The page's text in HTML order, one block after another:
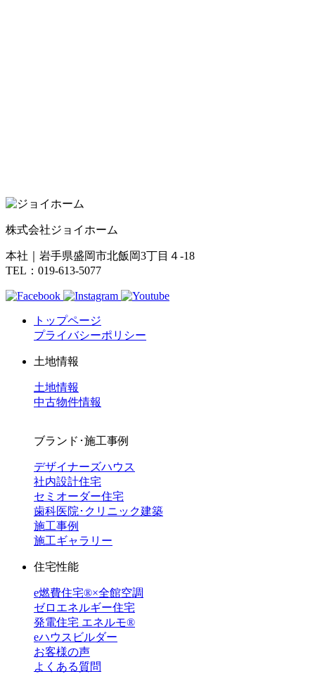
株式会社ジョイホーム
本社｜岩手県盛岡市北飯岡3丁目４-18
TEL：019-613-5077
トップページ
プライバシーポリシー
土地情報
土地情報
中古物件情報
ブランド･施工事例
デザイナーズハウス
社内設計住宅
セミオーダー住宅
歯科医院･クリニック建築
施工事例
施工ギャラリー
住宅性能
e燃費住宅®︎×全館空調
ゼロエネルギー住宅
発電住宅 エネルモ®
eハウスビルダー
お客様の声
よくある質問